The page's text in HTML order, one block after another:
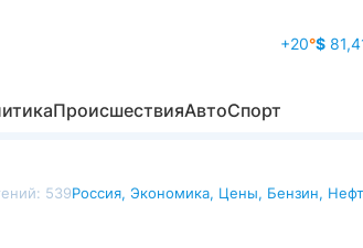
+20°$
ПроисшествияАвтоСпорт
539Россия, Экономика, Цены, Бензин,